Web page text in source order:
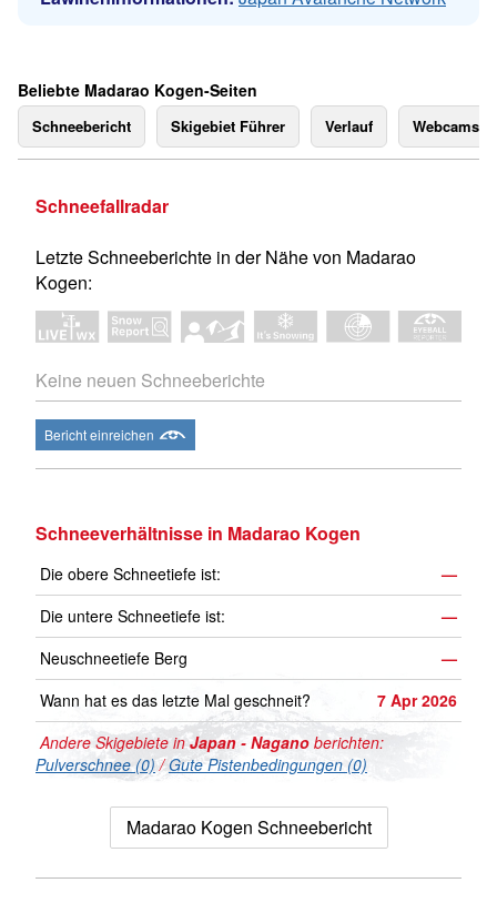
Beliebte Madarao Kogen-Seiten
Schneebericht Skigebiet Führer Verlauf Webcams
Schneefallradar
Letzte Schneeberichte in der Nähe von Madarao
Kogen:
Keine neuen Schneeberichte
Bericht einreichen
Schneeverhältnisse in Madarao Kogen
Die obere Schneetiefe ist:
—
Die untere Schneetiefe ist:
—
Neuschneetiefe Berg
—
Wann hat es das letzte Mal geschneit?
7 Apr 2026
Andere Skigebiete inJapan - Nagano berichten:
Pulverschnee (0)/Gute Pistenbedingungen (0)
Madarao Kogen Schneebericht